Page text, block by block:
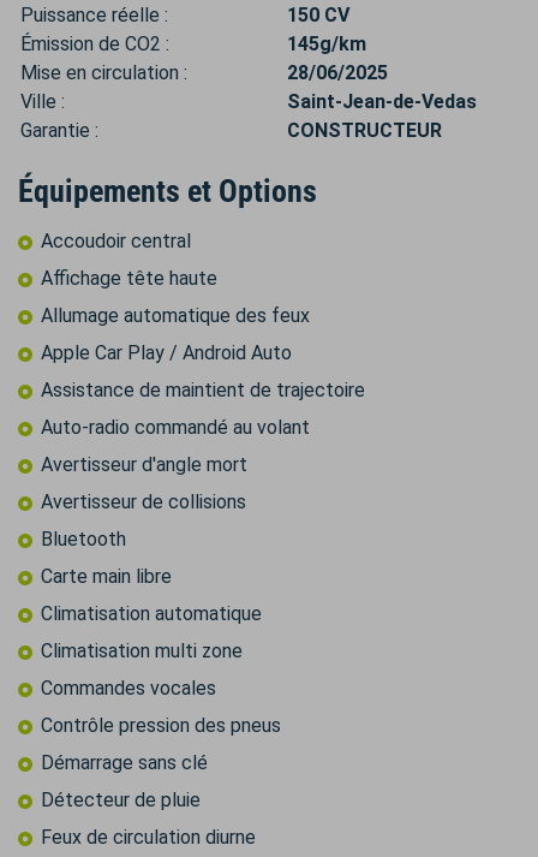
Puissance réelle :
150 CV
Émission de CO2 :
145g/km
Mise en circulation :
28/06/2025
Ville :
Saint-Jean-de-Vedas
Garantie :
CONSTRUCTEUR
Équipements et Options
Accoudoir central
Affichage tête haute
Allumage automatique des feux
Apple Car Play / Android Auto
Assistance de maintient de trajectoire
Auto-radio commandé au volant
Avertisseur d'angle mort
Avertisseur de collisions
Bluetooth
Carte main libre
Climatisation automatique
Climatisation multi zone
Commandes vocales
Contrôle pression des pneus
Démarrage sans clé
Détecteur de pluie
Feux de circulation diurne